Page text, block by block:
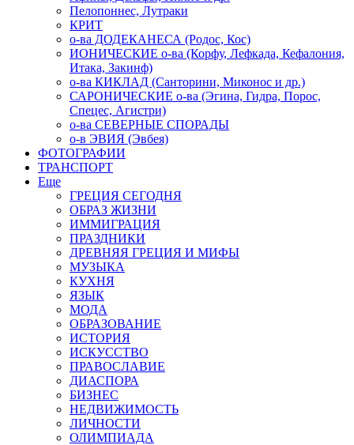
Пелопоннес, Лутраки
КРИТ
о-ва ДОДЕКАНЕСА (Родос, Кос)
ИОНИЧЕСКИЕ о-ва (Корфу, Лефкада, Кефалония,
Итака, Закинф)
о-ва КИКЛАД (Санторини, Миконос и др.)
САРОНИЧЕСКИЕ о-ва (Эгина, Гидра, Порос,
Спецес, Агистри)
о-ва СЕВЕРНЫЕ СПОРАДЫ
о-в ЭВИЯ (Эвбея)
ФОТОГРАФИИ
ТРАНСПОРТ
Еще
ГРЕЦИЯ СЕГОДНЯ
ОБРАЗ ЖИЗНИ
ИММИГРАЦИЯ
ПРАЗДНИКИ
ДРЕВНЯЯ ГРЕЦИЯ И МИФЫ
МУЗЫКА
КУХНЯ
ЯЗЫК
МОДА
ОБРАЗОВАНИЕ
ИСТОРИЯ
ИСКУССТВО
ПРАВОСЛАВИЕ
ДИАСПОРА
БИЗНЕС
НЕДВИЖИМОСТЬ
ЛИЧНОСТИ
ОЛИМПИАДА